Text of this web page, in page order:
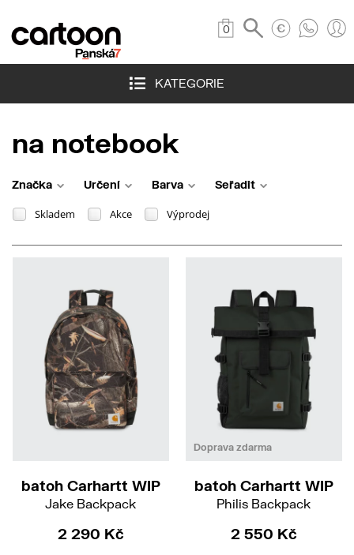
0
KATEGORIE
na notebook
Značka Určení Barva Seřadit
Skladem Akce Výprodej
batoh Carhartt WIP
Jake Backpack
2 290 Kč
Doprava zdarma
batoh Carhartt WIP
Philis Backpack
2 550 Kč